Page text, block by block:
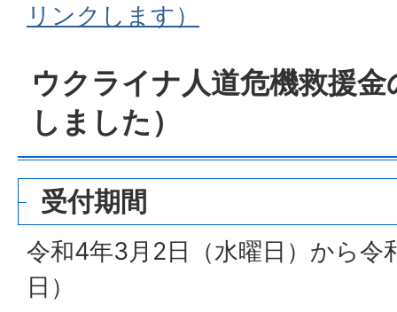
リンクします）
ウクライナ人道危機救援
しました）
受付期間
令和4年3月2日（水曜日）から令
日）